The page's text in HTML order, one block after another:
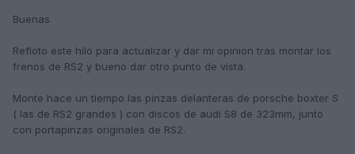
Buenas
Refloto este hilo para actualizar y dar mi opinion tras montar los
frenos de RS2 y bueno dar otro punto de vista.
Monte hace un tiempo las pinzas delanteras de porsche boxter S
( las de RS2 grandes ) con discos de audi S8 de 323mm, junto
con portapinzas originales de RS2.